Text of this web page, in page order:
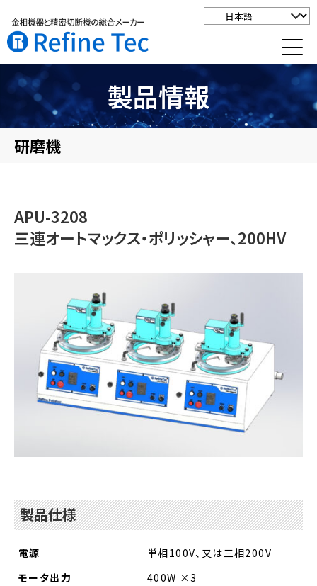
製品情報
研磨機
APU-3208
三連オートマックス・ポリッシャー、200HV
製品仕様
電源
単相100V、又は三相200V
モータ出力
400W ×3